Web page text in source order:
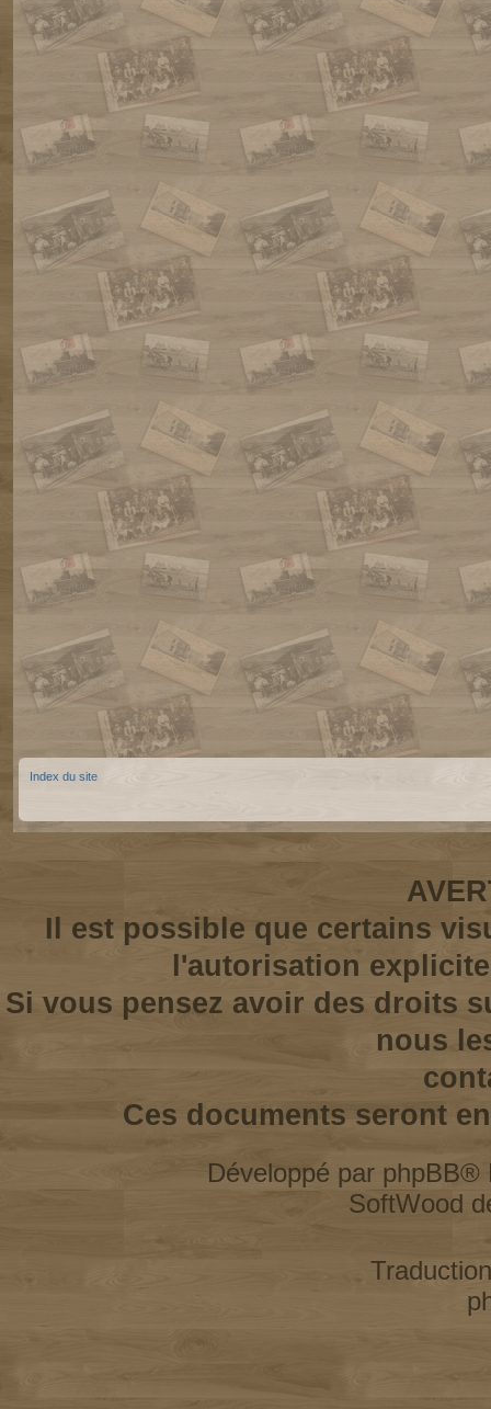
Index du site
Il est possible que certains
l'autorisation
Si vous pensez avoir des droits
nous
Ces documents seront
Développé par phpBB®
SoftWood